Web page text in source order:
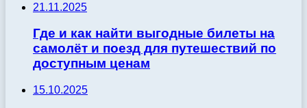
21.11.2025
Где и как найти выгодные билеты на
самолёт и поезд для путешествий по
доступным ценам
15.10.2025